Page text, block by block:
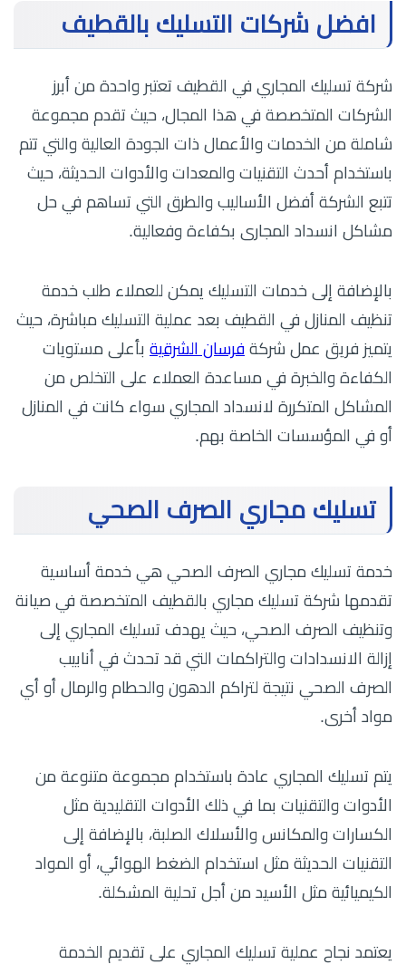
افضل شركات التسليك بالقطيف
شركة تسليك المجاري في القطيف تعتبر واحدة من أبرز
الشركات المتخصصة في هذا المجال، حيث تقدم مجموعة
شاملة من الخدمات والأعمال ذات الجودة العالية والتي تتم
باستخدام أحدث التقنيات والمعدات والأدوات الحديثة، حيث
تتبع الشركة أفضل الأساليب والطرق التي تساهم في حل
مشاكل انسداد المجارى بكفاءة وفعالية.
بالإضافة إلى خدمات التسليك يمكن للعملاء طلب خدمة
تنظيف المنازل في القطيف بعد عملية التسليك مباشرة، حيث
يتميز فريق عمل شركةفرسان الشرقيةبأعلى مستويات
الكفاءة والخبرة في مساعدة العملاء على التخلص من
المشاكل المتكررة لانسداد المجاري سواء كانت في المنازل
أو في المؤسسات الخاصة بهم.
تسليك مجاري الصرف الصحي
خدمة تسليك مجاري الصرف الصحي هي خدمة أساسية
تقدمها شركة تسليك مجاري بالقطيف المتخصصة في صيانة
وتنظيف الصرف الصحي، حيث يهدف تسليك المجاري إلى
إزالة الانسدادات والتراكمات التي قد تحدث في أنابيب
الصرف الصحي نتيجة لتراكم الدهون والحطام والرمال أو أي
مواد أخرى.
يتم تسليك المجاري عادة باستخدام مجموعة متنوعة من
الأدوات والتقنيات بما في ذلك الأدوات التقليدية مثل
الكسارات والمكانس والأسلاك الصلبة، بالإضافة إلى
التقنيات الحديثة مثل استخدام الضغط الهوائي، أو المواد
الكيميائية مثل الأسيد من أجل تحلية المشكلة.
يعتمد نجاح عملية تسليك المجاري على تقديم الخدمة